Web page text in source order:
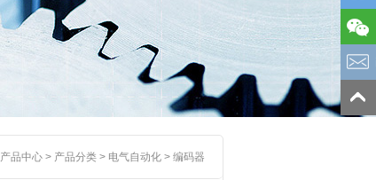
产品中心 > 产品分类 > 电气自动化 > 编码器